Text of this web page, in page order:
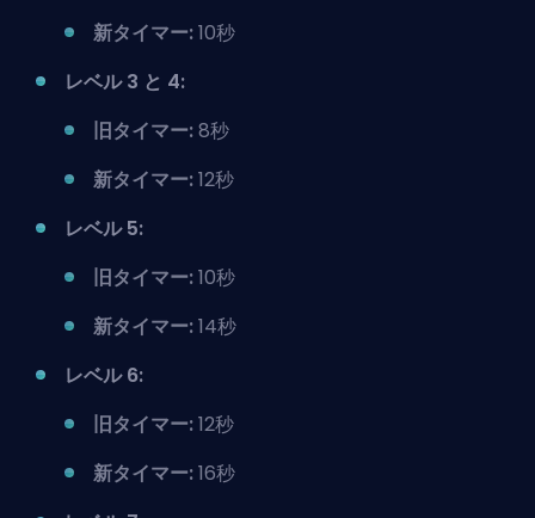
新タイマー:10秒
レベル 3 と 4:
旧タイマー:8秒
新タイマー:12秒
レベル 5:
旧タイマー:10秒
新タイマー:14秒
レベル 6:
旧タイマー:12秒
新タイマー:16秒